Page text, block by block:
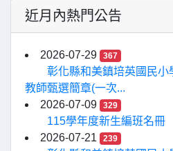
近月內熱門公告
2026-07-29 367
彰化縣和美鎮培英國民
教師甄選簡章(一次...
2026-07-09
329
115學年度新生編班名冊
2026-07-21
239